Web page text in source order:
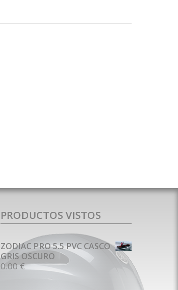
PRODUCTOS VISTOS
ZODIAC PRO 5.5 PVC CASCO
GRIS OSCURO
0.00 €